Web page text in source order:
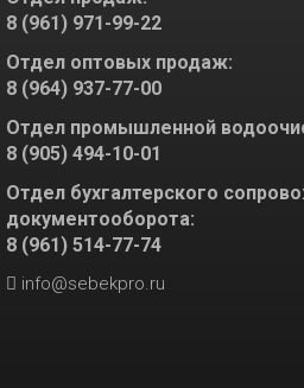
8 (961) 971-99-22
Отдел оптовых продаж:
8 (964) 937-77-00
Отдел промышленной
8 (905) 494-10-01
Отдел бухгалтерского
документооборота:
8 (961) 514-77-74
info@sebekpro.ru